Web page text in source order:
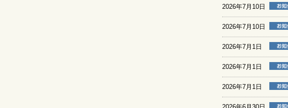
2026年7月10日
2026年7月10日
2026年7月1日
2026年7月1日
2026年7月1日